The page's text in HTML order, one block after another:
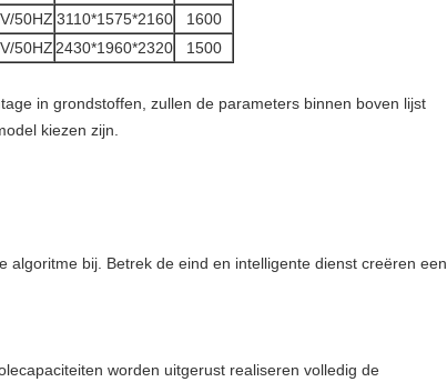
50HZ 3110*1575*2160
1600
50HZ 2430*1960*2320 1500
in grondstoffen, zullen de parameters binnen boven lijst
kiezen zijn.
bij. Betrek de eind en intelligente dienst creëren een
worden uitgerust realiseren volledig de